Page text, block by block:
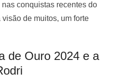
conquistas recentes do
de muitos, um forte
de Ouro 2024 e a